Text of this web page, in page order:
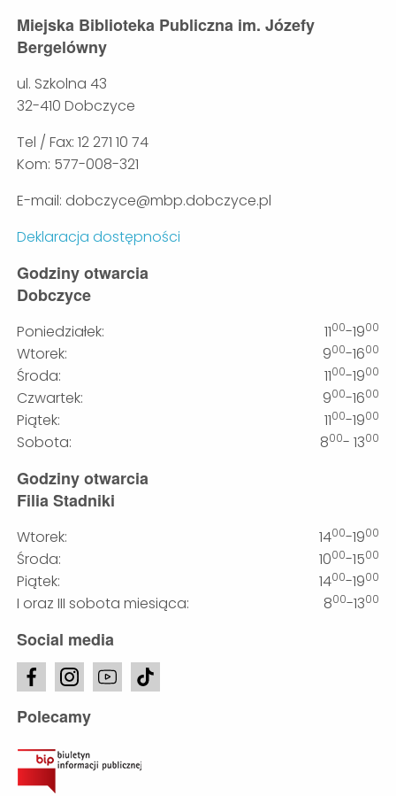
Miejska Biblioteka Publiczna im. Józefy
Bergelówny
ul. Szkolna 43
32-410 Dobczyce
Tel / Fax: 12 271 10 74
Kom: 577-008-321
E-mail: dobczyce@mbp.dobczyce.pl
Deklaracja dostępności
Godziny otwarcia
Dobczyce
Poniedziałek: 1100-1900
Wtorek: 900-1600
Środa: 1100-1900
Czwartek: 900-1600
Piątek: 1100-1900
Sobota: 800- 1300
Godziny otwarcia
Filia Stadniki
Wtorek: 1400-1900
Środa: 1000-1500
Piątek: 1400-1900
I oraz III sobota miesiąca: 800-1300
Social media
Polecamy